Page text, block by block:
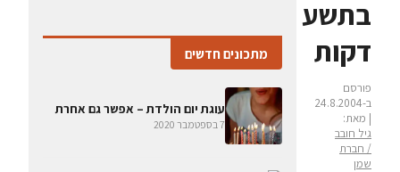
בתשע
דקות
פורסם
ב-24.8.2004
| מאת:
גיל חובב
/ חברת
שמן
מתכונים חדשים
עוגת יום הולדת – אפשר גם אחרת
7 בספטמבר 2020